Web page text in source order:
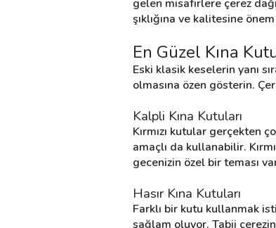
Müşteri Değerlendirmeleri
gelen misafirlere çerez
şıklığına ve kalitesine
En Güzel Kına
Eski klasik keselerin yanı
olmasına özen gösterin.
Kalpli Kına Kutuları
Kırmızı kutular gerçekten
amaçlı da kullanabilir.
gecenizin özel bir teması
Hasır Kına Kutuları
Farklı bir kutu kullanmak
sağlam oluyor. Tabii